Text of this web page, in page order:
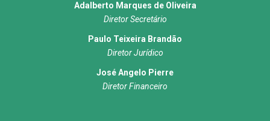
Adalberto Marques de Oliveira
Diretor Secretário
Paulo Teixeira Brandão
Diretor Jurídico
José Angelo Pierre
Diretor Financeiro